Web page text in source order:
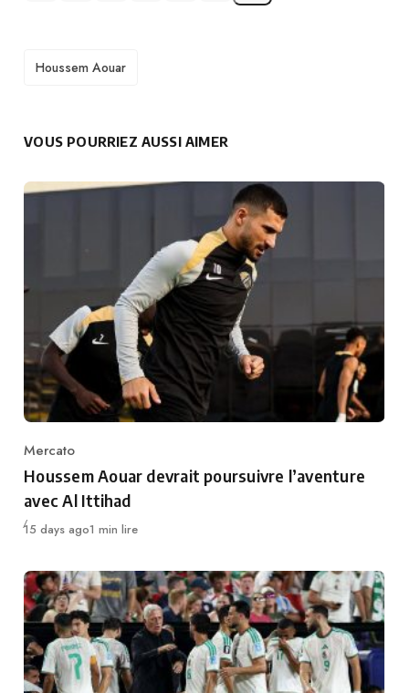
Houssem Aouar
VOUS POURRIEZ AUSSI AIMER
Category
Mercato
Houssem Aouar devrait poursuivre l’aventure
avec Al Ittihad
Publié
15 days ago1 min lire